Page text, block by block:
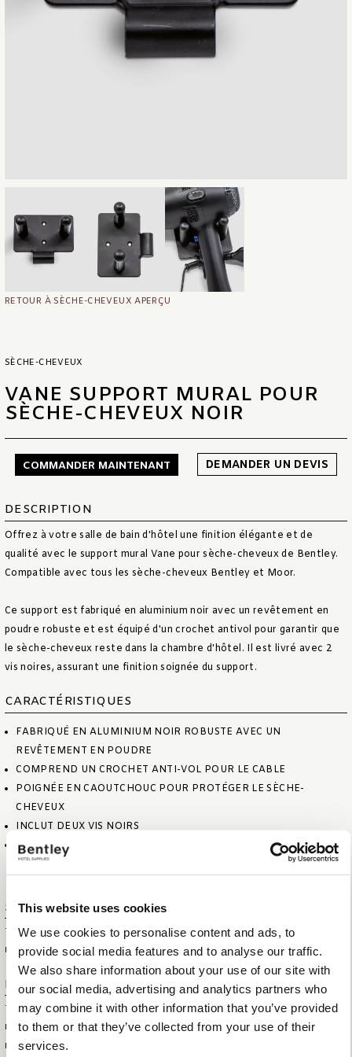
This website uses cookies
We use cookies to personalise content and ads, to
provide social media features and to analyse our traffic.
We also share information about your use of our site with
our social media, advertising and analytics partners who
may combine it with other information that you’ve provided
to them or that they’ve collected from your use of their
services.
RETOUR À SÈCHE-CHEVEUX APERÇU
SÈCHE-CHEVEUX
VANE SUPPORT MURAL POUR
SÈCHE-CHEVEUX NOIR
COMMANDER MAINTENANT DEMANDER UN DEVIS
DESCRIPTION
Offrez à votre salle de bain d'hôtel une finition élégante et de
qualité avec le support mural Vane pour sèche-cheveux de Bentley.
Compatible avec tous les sèche-cheveux Bentley et Moor.
Ce support est fabriqué en aluminium noir avec un revêtement en
poudre robuste et est équipé d'un crochet antivol pour garantir que
le sèche-cheveux reste dans la chambre d'hôtel. Il est livré avec 2
vis noires, assurant une finition soignée du support.
CARACTÉRISTIQUES
FABRIQUÉ EN ALUMINIUM NOIR ROBUSTE AVEC UN
REVÊTEMENT EN POUDRE
COMPREND UN CROCHET ANTI-VOL POUR LE CABLE
POIGNÉE EN CAOUTCHOUC POUR PROTÉGER LE SÈCHE-
CHEVEUX
INCLUT DEUX VIS NOIRS
COMPATIBLE AVEC TOUS LES SÈCHE-CHEVEUX BENTLEY ET
MOOR
Spécifications
TAILLE DE L'ARTICLE (L X P X H)10 X 8,5 X 8 CM
POIDS NET DE L’ARTICLE
0,10 KG
Information logistique
TAILLE DE LA BOÎTE DE
PRÉSENTATION (LXLXH)
9,5 X 8,5 X 10,5 CM
HS CODE